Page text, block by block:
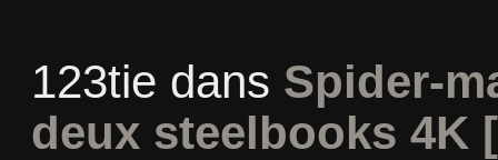
123tie dans Spider-
deux steelbooks 4K